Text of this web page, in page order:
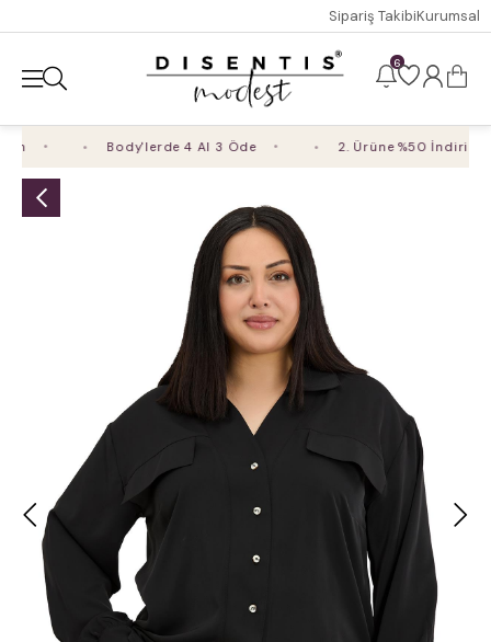
Sipariş TakibiKurumsal
6
Body'lerde 4 Al 3 Öde 2. Ürüne %50 İndirim